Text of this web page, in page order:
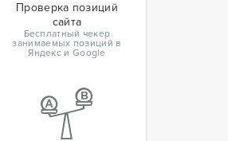
Проверка позиций
сайта
Бесплатный чекер
занимаемых позиций в
Яндекс и Google